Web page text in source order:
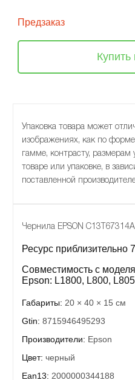
Предзаказ
Купить
Упаковка товара может
изображениях, как по
гамме, контрасту, размерам
товаре или упаковке, в
поставленной
Чернила EPSON
Ресурс приблизительно
Совместимость с
Epson: L1800, L800,
Габариты: 20 × 40 × 15 см
Gtin: 8715946495293
Производители: Epson
Цвет: черный
Ean13: 2000000344188